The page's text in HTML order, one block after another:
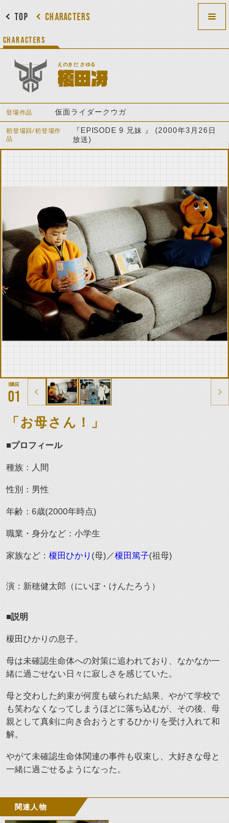
CHARACTERS
TOP
CHARACTERS
えのきだ さゆる
榎田冴
登場作品 仮面ライダークウガ
初登場回/初登場作
品
『EPISODE 9 兄妹 』 (2000年3月26日
放送)
01
「お母さん！」
■プロフィール
種族：人間
性別：男性
年齢：6歳(2000年時点)
職業・身分など：小学生
家族など： 榎田ひかり (母)／榎田篤子(祖母)
演：新穂健太郎（にいぼ・けんたろう）
■説明
榎田ひかりの息子。
母は未確認生命体への対策に追われており、なかなか一
緒に過ごせない日々に寂しさを感じていた。
母と交わした約束が何度も破られた結果、やがて学校で
も笑わなくなってしまうほどに落ち込むが、その後、母
親として真剣に向き合おうとするひかりを受け入れて和
解。
やがて未確認生命体関連の事件も収束し、大好きな母と
一緒に過ごせるようになった。
関連人物